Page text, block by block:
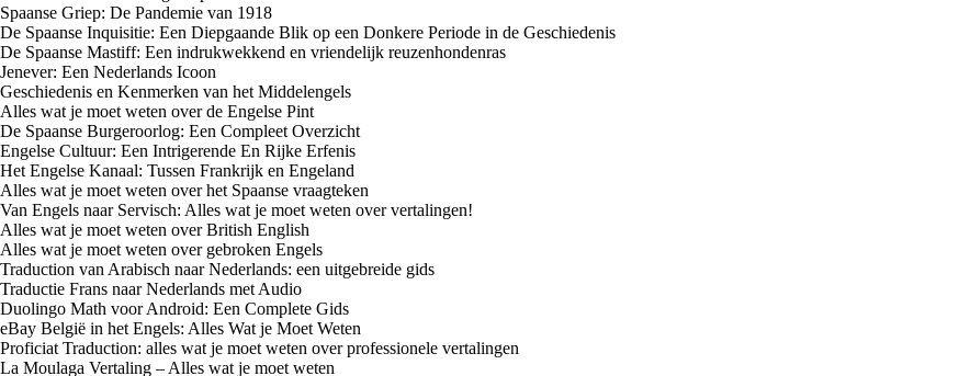
Spaanse Griep: De Pandemie van 1918
De Spaanse Inquisitie: Een Diepgaande Blik op een Donkere Periode in de Geschiedenis
De Spaanse Mastiff: Een indrukwekkend en vriendelijk reuzenhondenras
Jenever: Een Nederlands Icoon
Geschiedenis en Kenmerken van het Middelengels
Alles wat je moet weten over de Engelse Pint
De Spaanse Burgeroorlog: Een Compleet Overzicht
Engelse Cultuur: Een Intrigerende En Rijke Erfenis
Het Engelse Kanaal: Tussen Frankrijk en Engeland
Alles wat je moet weten over het Spaanse vraagteken
Van Engels naar Servisch: Alles wat je moet weten over vertalingen!
Alles wat je moet weten over British English
Alles wat je moet weten over gebroken Engels
Traduction van Arabisch naar Nederlands: een uitgebreide gids
Traductie Frans naar Nederlands met Audio
Duolingo Math voor Android: Een Complete Gids
eBay België in het Engels: Alles Wat je Moet Weten
Proficiat Traduction: alles wat je moet weten over professionele vertalingen
La Moulaga Vertaling – Alles wat je moet weten